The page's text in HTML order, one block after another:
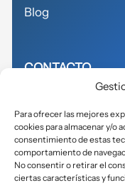
Para ofrecer las mejores
cookies para almacenar y/o
consentimiento de estas
comportamiento de
No consentir o retirar el
ciertas características y
Blog
CONTACTO
info@avits.es